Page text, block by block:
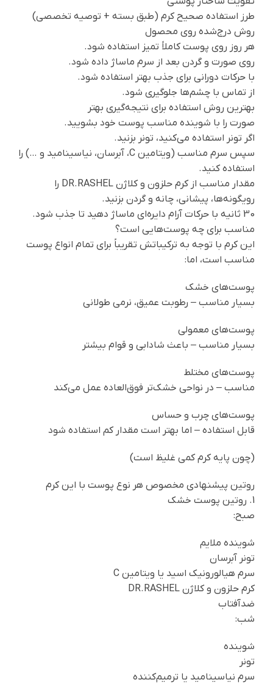
طرز استفاده صحیح کرم (طبق بسته + توصیه تخصصی)
روش درج‌شده روی محصول
هر روز روی پوست کاملاً تمیز استفاده شود.
روی صورت و گردن بعد از سرم ماساژ داده شود.
با حرکات دورانی برای جذب بهتر استفاده شود.
از تماس با چشم‌ها جلوگیری شود.
بهترین روش استفاده برای نتیجه‌گیری بهتر
صورت را با شوینده مناسب پوست خود بشویید.
اگر تونر استفاده می‌کنید، تونر بزنید.
سپس سرم مناسب (ویتامین C، آبرسان، نیاسینامید و …) را
استفاده کنید.
مقدار مناسب از کرم حلزون و کلاژن DR.RASHEL را
رویگونه‌ها، پیشانی، چانه و گردن بزنید.
30 ثانیه با حرکات آرام دایره‌ای ماساژ دهید تا جذب شود.
مناسب برای چه پوست‌هایی است؟
این کرم با توجه به ترکیباتش تقریباً برای تمام انواع پوست
مناسب است، اما:
پوست‌های خشک
بسیار مناسب – رطوبت عمیق، نرمی طولانی
پوست‌های معمولی
بسیار مناسب – باعث شادابی و قوام بیشتر
پوست‌های مختلط
مناسب – در نواحی خشک‌تر فوق‌العاده عمل می‌کند
پوست‌های چرب و حساس
قابل استفاده – اما بهتر است مقدار کم استفاده شود
(چون پایه کرم کمی غلیظ است)
روتین پیشنهادی مخصوص هر نوع پوست با این کرم
1. روتین پوست خشک
صبح:
شوینده ملایم
تونر آبرسان
سرم هیالورونیک اسید یا ویتامین C
کرم حلزون و کلاژن DR.RASHEL
ضدآفتاب
شب:
شوینده
تونر
سرم نیاسینامید یا ترمیم‌کننده